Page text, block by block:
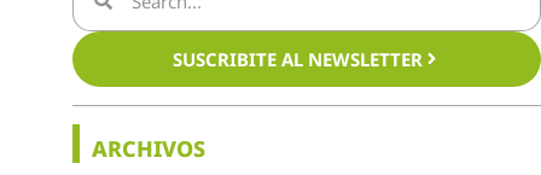
SUSCRIBITE AL NEWSLETTER
ARCHIVOS